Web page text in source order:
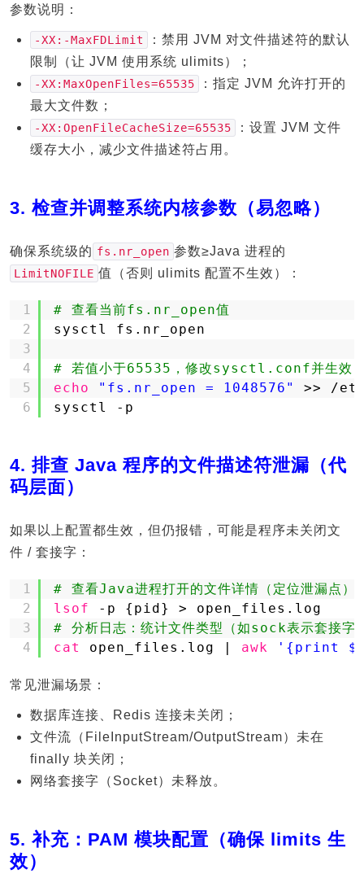
参数说明：
-XX:-MaxFDLimit
：禁用 JVM 对文件描述符的默认
限制（让 JVM 使用系统 ulimits）；
-XX:MaxOpenFiles=65535
：指定 JVM 允许打开的
最大文件数；
-XX:OpenFileCacheSize=65535
：设置 JVM 文件
缓存大小，减少文件描述符占用。
3. 检查并调整系统内核参数（易忽略）
确保系统级的 fs.nr_open 参数≥Java 进程的
LimitNOFILE 值（否则 ulimits 配置不生效）：
1
2
3
4
5
6
# 查看当前fs.nr_open值
sysctl fs.nr_open
# 若值小于65535，修改sysctl.conf并生效
echo
"fs.nr_open = 1048576" >> /
sysctl -p
4. 排查 Java 程序的文件描述符泄漏（代
码层面）
如果以上配置都生效，但仍报错，可能是程序未关闭文
件 / 套接字：
1
2
3
4
# 查看Java进程打开的文件详情（定位泄漏点）
lsof
-p {pid} > open_files.log
# 分析日志：统计文件类型（如sock表示套接
cat
open_files.log | awk '{print
常见泄漏场景：
数据库连接、Redis 连接未关闭；
文件流（FileInputStream/OutputStream）未在
finally 块关闭；
网络套接字（Socket）未释放。
5. 补充：PAM 模块配置（确保 limits 生
效）